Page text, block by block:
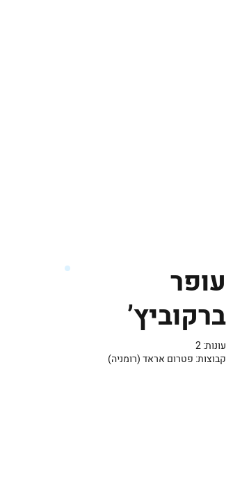
עופר
ברקוביץ’
עונות: 2
קבוצות: פטרום אראד (רומניה)